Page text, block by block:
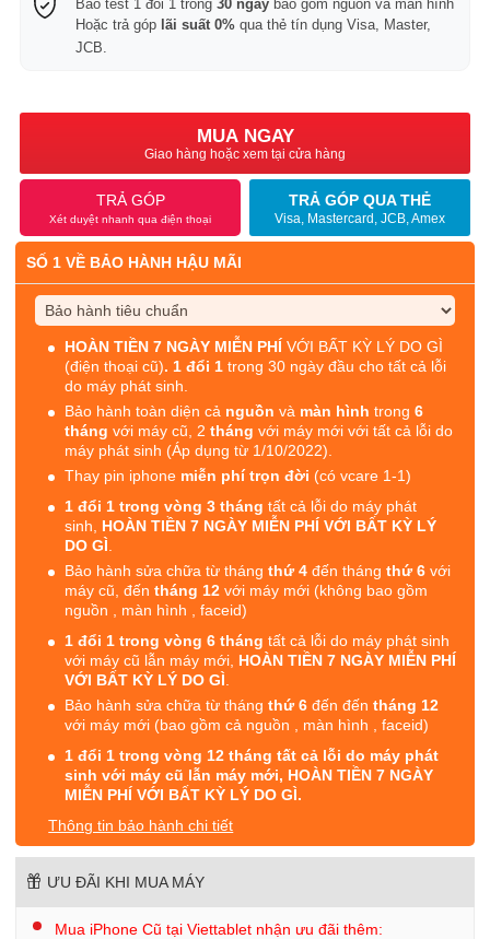
Bao test 1 đổi 1 trong30 ngày bao gồm nguồn và màn hình
Hoặc trả góp lãi suất 0% qua thẻ tín dụng Visa, Master,
JCB.
MUA NGAY
Giao hàng hoặc xem tại cửa hàng
TRẢ GÓP
Xét duyệt nhanh qua điện thoại
TRẢ GÓP QUA THẺ
Visa, Mastercard, JCB, Amex
SỐ 1 VỀ BẢO HÀNH HẬU MÃI
HOÀN TIỀN 7 NGÀY MIỄN PHÍ VỚI BẤT KỲ LÝ DO GÌ
(điện thoại cũ). 1 đổi 1 trong 30 ngày đầu cho tất cả lỗi
do máy phát sinh.
Bảo hành toàn diện cả nguồn và màn hình trong6
tháng với máy cũ, 2 tháng với máy mới với tất cả lỗi do
máy phát sinh (Áp dụng từ 1/10/2022).
Thay pin iphone miễn phí trọn đời (có vcare 1-1)
1 đổi 1 trong vòng 3 thángtất cả lỗi do máy phát
sinh, HOÀN TIỀN 7 NGÀY MIỄN PHÍ VỚI BẤT KỲ LÝ
DO GÌ
Bảo hành sửa chữa từ thángthứ 4 đến thángthứ 6 với
máy cũ, đếntháng 12 với máy mới (không bao gồm
nguồn , màn hình , faceid)
1 đổi 1 trong vòng 6 tháng tất cả lỗi do máy phát sinh
với máy cũ lẫn máy mới, HOÀN TIỀN 7 NGÀY MIỄN PHÍ
VỚI BẤT KỲ LÝ DO GÌ
Bảo hành sửa chữa từ thángthứ 6 đến đếntháng 12
với máy mới (bao gồm cả nguồn , màn hình , faceid)
1 đổi 1 trong vòng 12 tháng tất cả lỗi do máy phát
sinh với máy cũ lẫn máy mới, HOÀN TIỀN 7 NGÀY
MIỄN PHÍ VỚI BẤT KỲ LÝ DO GÌ.
Thông tin bảo hành chi tiết
ƯU ĐÃI KHI MUA MÁY
Mua iPhone Cũ tại Viettablet nhận ưu đãi thêm: